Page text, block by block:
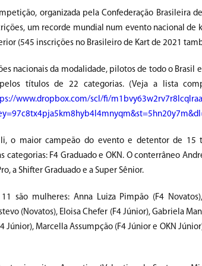
organizada pela Confederação Brasileira
um recorde mundial num evento nacional de
(545 inscrições no Brasileiro de Kart de 2021
nacionais da modalidade, pilotos de todo o Brasil
títulos de 22 categorias. (Veja a lista
www.dropbox.com/scl/fi/
o maior campeão do evento e detentor de 15
categorias: F4 Graduado e OKN. O conterrâneo
a Shifter Graduado e a Super Sênior.
são mulheres: Anna Luiza Pimpão (F4
(Novatos), Eloisa Chefer (F4 Júnior), Gabriela
Marcella Assumpção (F4 Júnior e OKN